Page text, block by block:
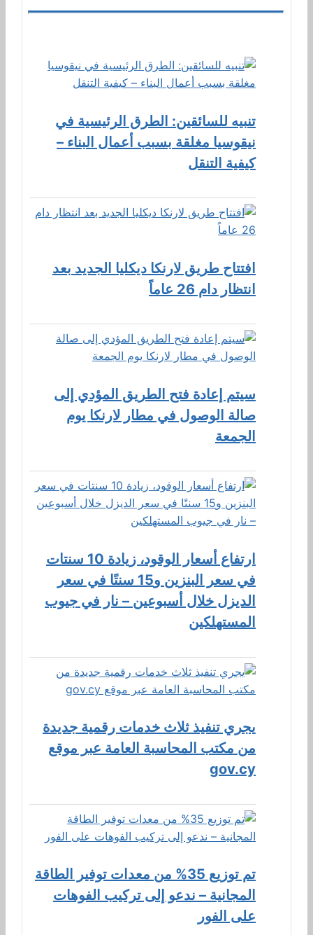
تنبيه للسائقين: الطرق الرئيسية في
نيقوسيا مغلقة بسبب أعمال البناء –
كيفية التنقل
افتتاح طريق لارنكا ديكليا الجديد بعد
انتظار دام 26 عاماً
سيتم إعادة فتح الطريق المؤدي إلى
صالة الوصول في مطار لارنكا يوم
الجمعة
ارتفاع أسعار الوقود، زيادة 10 سنتات
في سعر البنزين و15 سنتًا في سعر
الديزل خلال أسبوعين – نار في جيوب
المستهلكين
يجري تنفيذ ثلاث خدمات رقمية جديدة
من مكتب المحاسبة العامة عبر موقع
gov.cy
تم توزيع 35% من معدات توفير الطاقة
المجانية – ندعو إلى تركيب الفوهات
على الفور